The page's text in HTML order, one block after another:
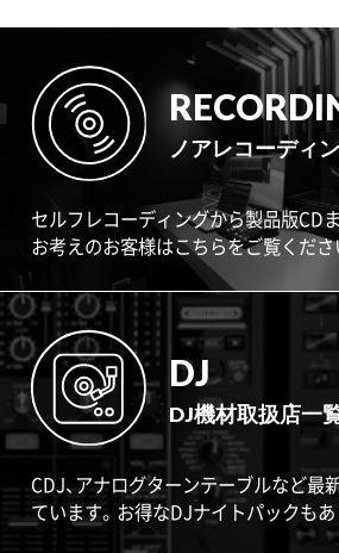
ノアレコーディ
セルフレコーディングから製品版CD
お考えのお客様はこちらをご覧くださ
DJ
DJ機材取扱店一
CDJ、アナログターンテーブルなど最
ています。お得なDJナイトパックも